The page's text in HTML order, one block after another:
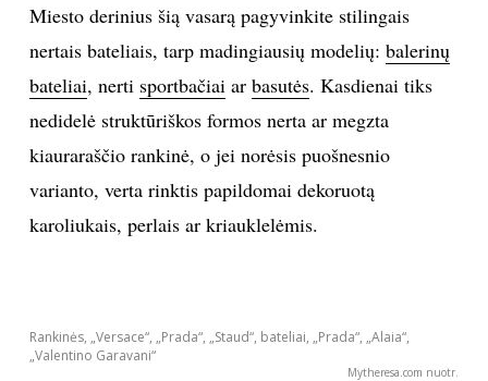
ISTORIJA
KNYGOS
INTERJERAS
RECEPTAI
Miesto derinius šią vasarą pagyvinkite stilingais
nertais bateliais, tarp madingiausių modelių: balerinų
bateliai, nerti sportbačiaiar basutės. Kasdienai tiks
nedidelė struktūriškos formos nerta ar megzta
kiauraraščio rankinė, o jei norėsis puošnesnio
varianto, verta rinktis papildomai dekoruotą
karoliukais, perlais ar kriauklelėmis.
Rankinės, „Versace“, „Prada“, „Staud“, bateliai, „Prada“, „Alaia“,
„Valentino Garavani“
Mytheresa.com nuotr.